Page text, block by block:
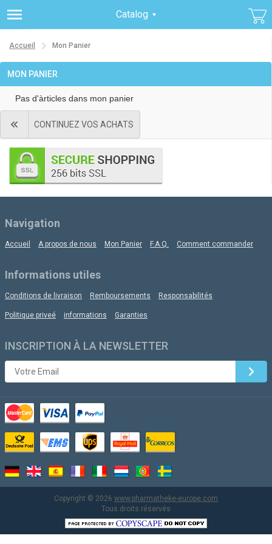
Catalog
Accueil Mon Panier
MON PANIER
Pas d'àrticles dans mon panier
CONTINUEZ VOS ACHATS
Navigation
Accueil A propos de nous Mon Panier F.A.Q. Comment commander
Informations utiles
Conditions de livraison Remboursements Responsabilités
Politique priveé informations Garanties
INSCRIPTION À LA NEWSLETTER
Copyright © 2026 www.pharmatheke-europe.com
Tous droits réservés